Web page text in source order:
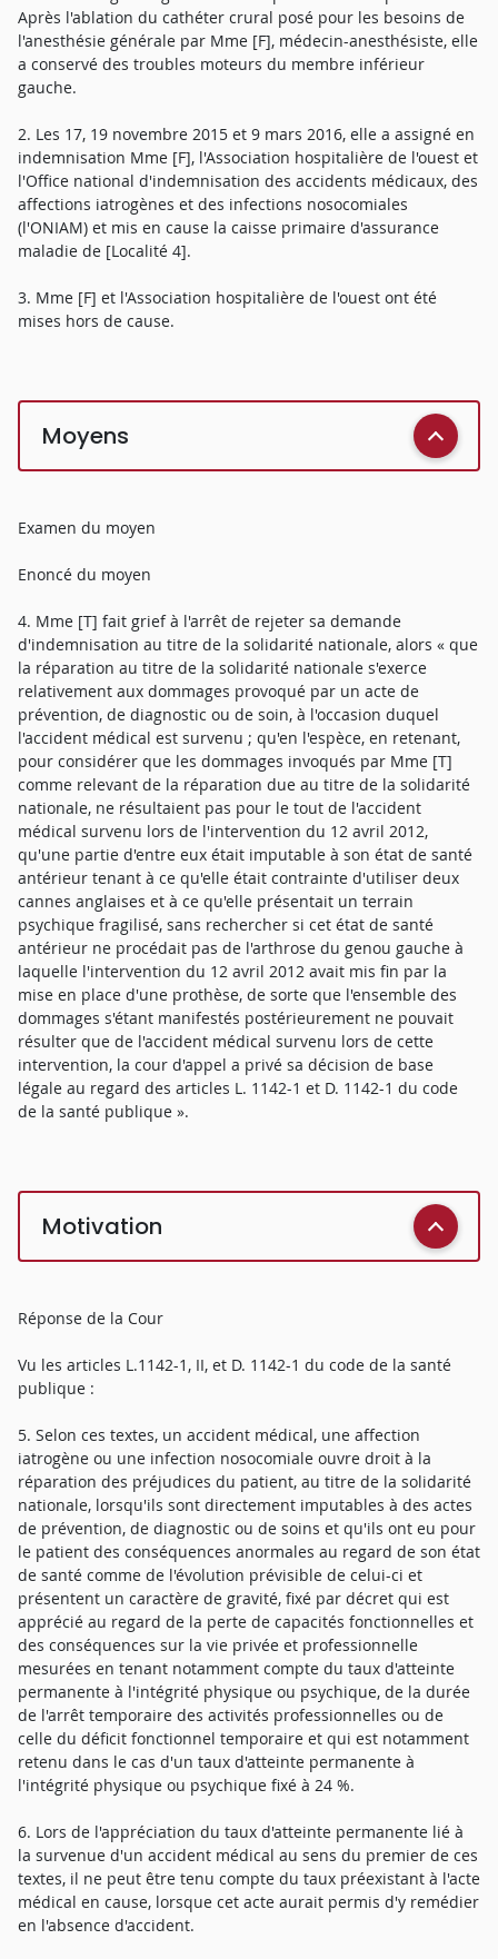
Après l'ablation du cathéter crural posé pour les besoins de
l'anesthésie générale par Mme [F], médecin-anesthésiste, elle
a conservé des troubles moteurs du membre inférieur
gauche.
2. Les 17, 19 novembre 2015 et 9 mars 2016, elle a assigné en
indemnisation Mme [F], l'Association hospitalière de l'ouest et
l'Office national d'indemnisation des accidents médicaux, des
affections iatrogènes et des infections nosocomiales
(l'ONIAM) et mis en cause la caisse primaire d'assurance
maladie de [Localité 4].
3. Mme [F] et l'Association hospitalière de l'ouest ont été
mises hors de cause.
Moyens
Examen du moyen
Enoncé du moyen
4. Mme [T] fait grief à l'arrêt de rejeter sa demande
d'indemnisation au titre de la solidarité nationale, alors « que
la réparation au titre de la solidarité nationale s'exerce
relativement aux dommages provoqué par un acte de
prévention, de diagnostic ou de soin, à l'occasion duquel
l'accident médical est survenu ; qu'en l'espèce, en retenant,
pour considérer que les dommages invoqués par Mme [T]
comme relevant de la réparation due au titre de la solidarité
nationale, ne résultaient pas pour le tout de l'accident
médical survenu lors de l'intervention du 12 avril 2012,
qu'une partie d'entre eux était imputable à son état de santé
antérieur tenant à ce qu'elle était contrainte d'utiliser deux
cannes anglaises et à ce qu'elle présentait un terrain
psychique fragilisé, sans rechercher si cet état de santé
antérieur ne procédait pas de l'arthrose du genou gauche à
laquelle l'intervention du 12 avril 2012 avait mis fin par la
mise en place d'une prothèse, de sorte que l'ensemble des
dommages s'étant manifestés postérieurement ne pouvait
résulter que de l'accident médical survenu lors de cette
intervention, la cour d'appel a privé sa décision de base
légale au regard des articles L. 1142-1 et D. 1142-1 du code
de la santé publique ».
Motivation
Réponse de la Cour
Vu les articles L.1142-1, II, et D. 1142-1 du code de la santé
publique :
5. Selon ces textes, un accident médical, une affection
iatrogène ou une infection nosocomiale ouvre droit à la
réparation des préjudices du patient, au titre de la solidarité
nationale, lorsqu'ils sont directement imputables à des actes
de prévention, de diagnostic ou de soins et qu'ils ont eu pour
le patient des conséquences anormales au regard de son état
de santé comme de l'évolution prévisible de celui-ci et
présentent un caractère de gravité, fixé par décret qui est
apprécié au regard de la perte de capacités fonctionnelles et
des conséquences sur la vie privée et professionnelle
mesurées en tenant notamment compte du taux d'atteinte
permanente à l'intégrité physique ou psychique, de la durée
de l'arrêt temporaire des activités professionnelles ou de
celle du déficit fonctionnel temporaire et qui est notamment
retenu dans le cas d'un taux d'atteinte permanente à
l'intégrité physique ou psychique fixé à 24 %.
6. Lors de l'appréciation du taux d'atteinte permanente lié à
la survenue d'un accident médical au sens du premier de ces
textes, il ne peut être tenu compte du taux préexistant à l'acte
médical en cause, lorsque cet acte aurait permis d'y remédier
en l'absence d'accident.